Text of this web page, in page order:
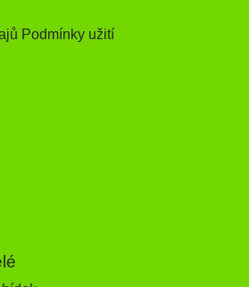
Podmínky užití